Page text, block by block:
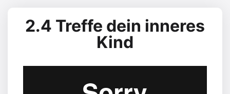
2.4 Treffe dein inneres
Kind